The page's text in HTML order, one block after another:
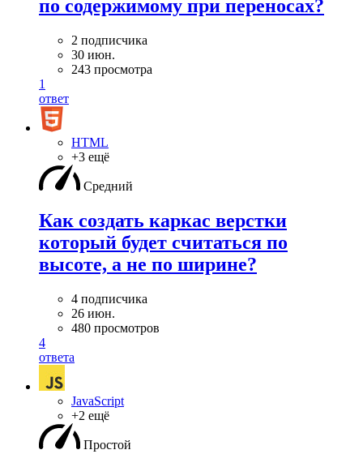
по содержимому при переносах?
2 подписчика
30 июн.
243 просмотра
1
ответ
HTML
+3 ещё
Средний
Как создать каркас верстки
который будет считаться по
высоте, а не по ширине?
4 подписчика
26 июн.
480 просмотров
4
ответа
JavaScript
+2 ещё
Простой